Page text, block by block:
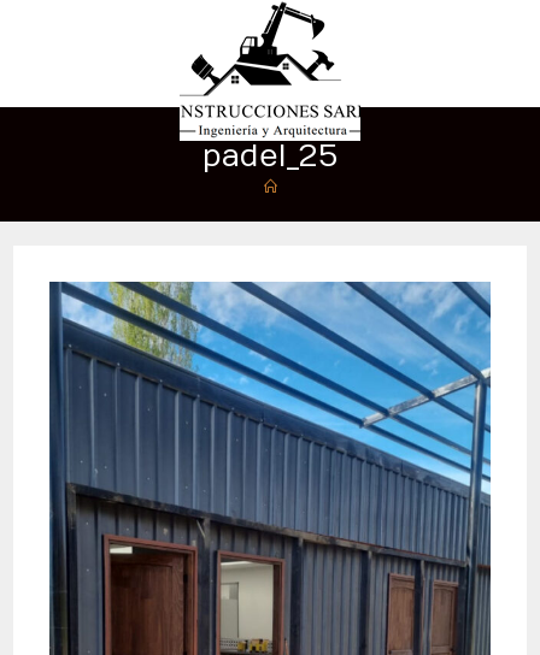
padel_25